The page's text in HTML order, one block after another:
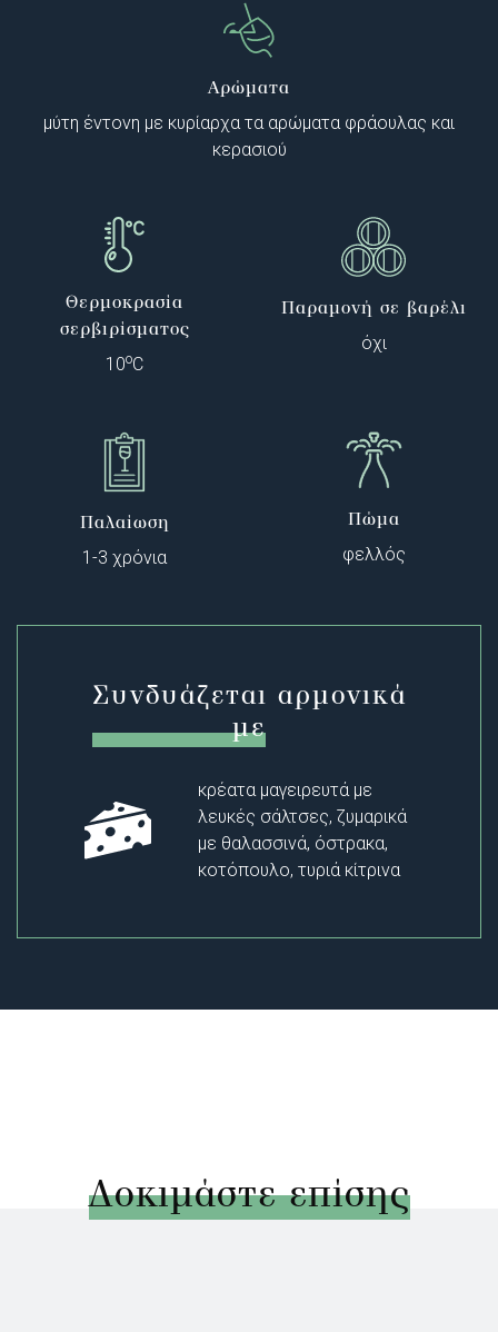
Αρώματα
μύτη έντονη με κυρίαρχα τα αρώματα φράουλας και
κερασιού
Θερμοκρασία
σερβιρίσματος
10oC
Παραμονή σε βαρέλι
όχι
Παλαίωση
1-3 χρόνια
Πώμα
φελλός
Συνδυάζεται αρμονικά
με
κρέατα μαγειρευτά με
λευκές σάλτσες, ζυμαρικά
με θαλασσινά, όστρακα,
κοτόπουλο, τυριά κίτρινα
Δοκιμάστε επίσης